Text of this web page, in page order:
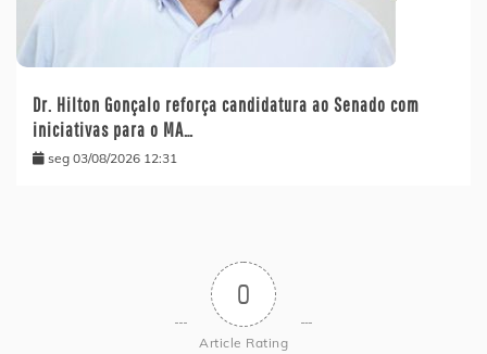
Dr. Hilton Gonçalo reforça candidatura ao Senado com
iniciativas para o MA…
seg 03/08/2026 12:31
0
Article Rating